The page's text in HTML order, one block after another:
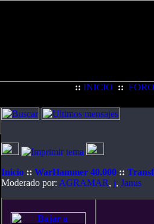
:: INICIO :: FORO
Inicio :: WarHammer 40.000 ::
Moderado por: AGRAMAR, j, Janus